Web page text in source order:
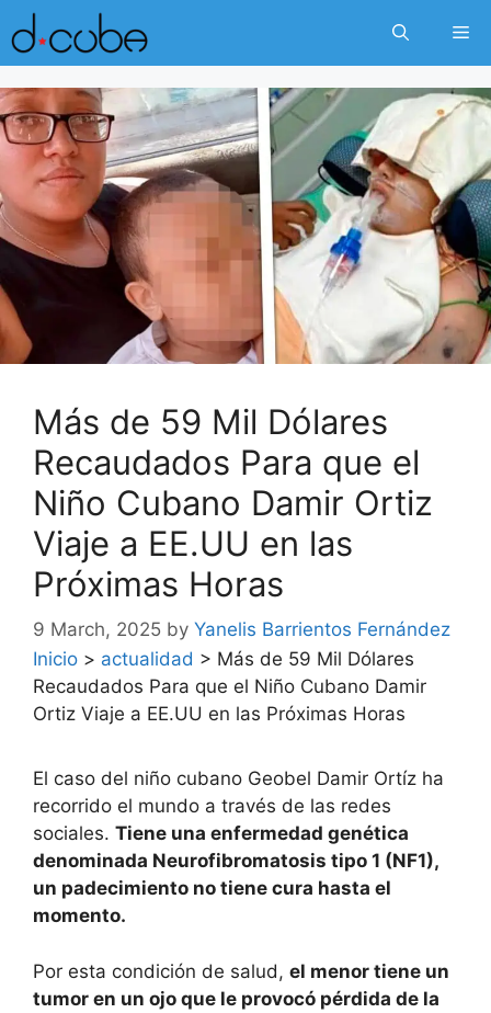
Skip
to
content
Más de 59 Mil Dólares
Recaudados Para que el
Niño Cubano Damir Ortiz
Viaje a EE.UU en las
Próximas Horas
9 March, 2025 by Yanelis Barrientos Fernández
Inicio > actualidad > Más de 59 Mil Dólares
Recaudados Para que el Niño Cubano Damir
Ortiz Viaje a EE.UU en las Próximas Horas
El caso del niño cubano Geobel Damir Ortíz ha
recorrido el mundo a través de las redes
sociales. Tiene una enfermedad genética
denominada Neurofibromatosis tipo 1 (NF1),
un padecimiento no tiene cura hasta el
momento.
Por esta condición de salud, el menor tiene un
tumor en un ojo que le provocó pérdida de la